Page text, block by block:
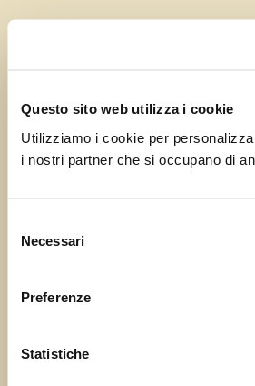
Questo sito web utilizza i cookie
Utilizziamo i cookie per
i nostri partner che si occupano di
delNecessari
Preferenze
Statistiche